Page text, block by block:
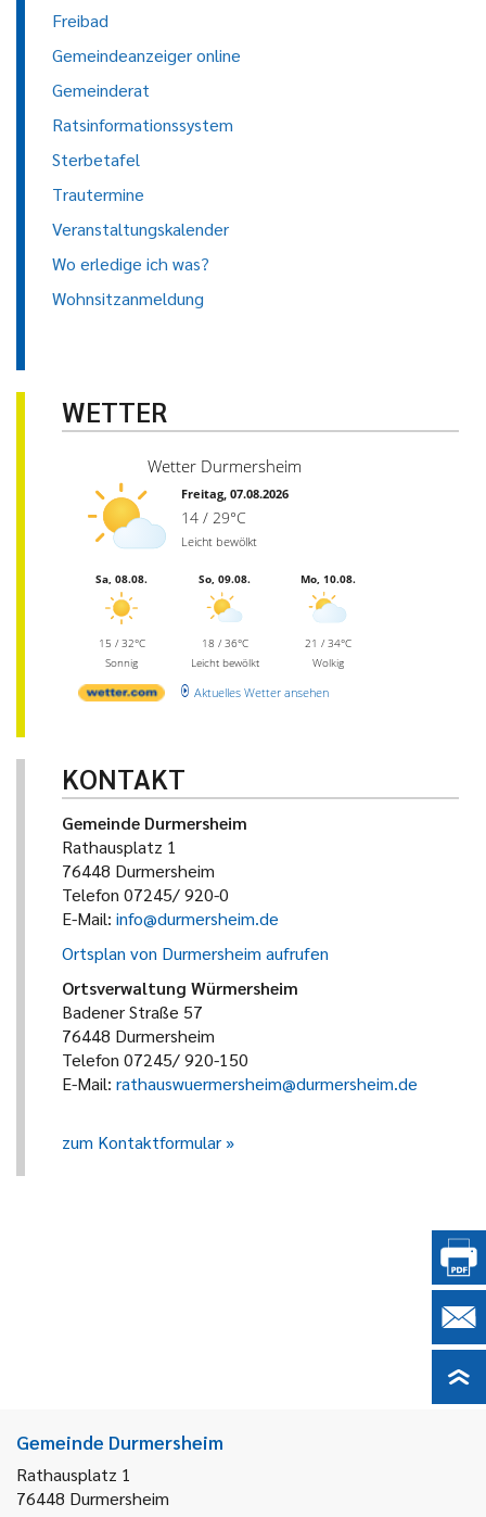
Freibad
Gemeindeanzeiger online
Gemeinderat
Ratsinformationssystem
Sterbetafel
Trautermine
Veranstaltungskalender
Wo erledige ich was?
Wohnsitzanmeldung
WETTER
Wetter Durmersheim
Freitag, 07.08.2026
14 / 29°C
Leicht bewölkt
Sa, 08.08.
15 / 32°C
Sonnig
So, 09.08.
18 / 36°C
Leicht bewölkt
Mo, 10.08.
21 / 34°C
Wolkig
Aktuelles Wetter ansehen
KONTAKT
Gemeinde Durmersheim
Rathausplatz 1
76448 Durmersheim
Telefon 07245/ 920-0
E-Mail: info@durmersheim.de
Ortsplan von Durmersheim aufrufen
Ortsverwaltung Würmersheim
Badener Straße 57
76448 Durmersheim
Telefon 07245/ 920-150
E-Mail: rathauswuermersheim@durmersheim.de
zum Kontaktformular
Gemeinde Durmersheim
Rathausplatz 1
76448 Durmersheim